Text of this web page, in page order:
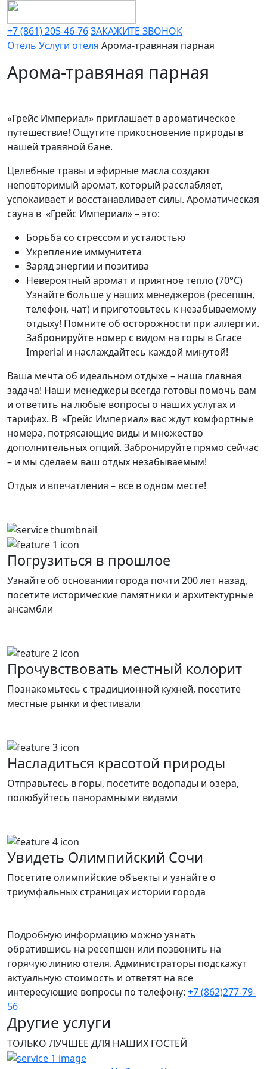
+7 (861) 205-46-76ЗАКАЖИТЕ ЗВОНОК
Отель Услуги отеля Арома-травяная парная
Арома-травяная парная
«Грейс Империал» приглашает в ароматическое
путешествие! Ощутите прикосновение природы в
нашей травяной бане.
Целебные травы и эфирные масла создают
неповторимый аромат, который расслабляет,
успокаивает и восстанавливает силы. Ароматическая
сауна в «Грейс Империал»– это:
Борьба со стрессом и усталостью
Укрепление иммунитета
Заряд энергии и позитива
Невероятный аромат и приятное тепло (70°C)
Узнайте больше у наших менеджеров (ресепшн,
телефон, чат) и приготовьтесь к незабываемому
отдыху! Помните об осторожности при аллергии.
Забронируйте номер с видом на горы в Grace
Imperial и наслаждайтесь каждой минутой!
Ваша мечта об идеальном отдыхе – наша главная
задача! Наши менеджеры всегда готовы помочь вам
и ответить на любые вопросы о наших услугах и
тарифах. В «Грейс Империал» вас ждут комфортные
номера, потрясающие виды и множество
дополнительных опций. Забронируйте прямо сейчас
– и мы сделаем ваш отдых незабываемым!
Отдых и впечатления – все в одном месте!
Погрузиться в прошлое
Узнайте об основании города почти 200 лет назад,
посетите исторические памятники и архитектурные
ансамбли
Прочувствовать местный колорит
Познакомьтесь с традиционной кухней, посетите
местные рынки и фестивали
Насладиться красотой природы
Отправьтесь в горы, посетите водопады и озера,
полюбуйтесь панорамными видами
Увидеть Олимпийский Сочи
Посетите олимпийские объекты и узнайте о
триумфальных страницах истории города
Подробную информацию можно узнать
обратившись на ресепшен или позвонить на
горячую линию отеля. Администраторы подскажут
актуальную стоимость и ответят на все
интересующие вопросы по телефону: +7 (862)277-79-
56
Другие услуги
ТОЛЬКО ЛУЧШЕЕ ДЛЯ НАШИХ ГОСТЕЙ